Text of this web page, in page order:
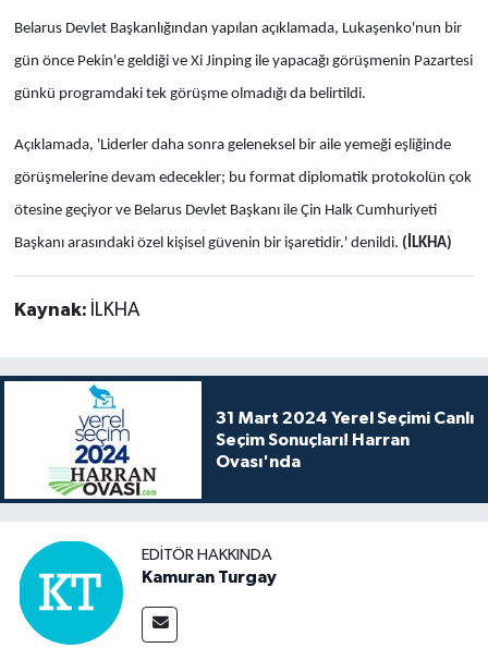
Belarus Devlet Başkanlığından yapılan açıklamada, Lukaşenko'nun bir
gün önce Pekin'e geldiği ve Xi Jinping ile yapacağı görüşmenin Pazartesi
günkü programdaki tek görüşme olmadığı da belirtildi.
Açıklamada, 'Liderler daha sonra geleneksel bir aile yemeği eşliğinde
görüşmelerine devam edecekler; bu format diplomatik protokolün çok
ötesine geçiyor ve Belarus Devlet Başkanı ile Çin Halk Cumhuriyeti
Başkanı arasındaki özel kişisel güvenin bir işaretidir.' denildi. (İLKHA)
Kaynak: İLKHA
31 Mart 2024 Yerel Seçimi Canlı
Seçim Sonuçları! Harran
Ovası'nda
EDITÖR HAKKINDA
Kamuran Turgay